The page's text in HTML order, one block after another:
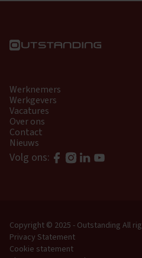
Werknemers
Werkgevers
Vacatures
Over ons
Contact
Nieuws
Volg ons:
Copyright © 2025 - Outstanding All
Privacy Statement
Cookie statement